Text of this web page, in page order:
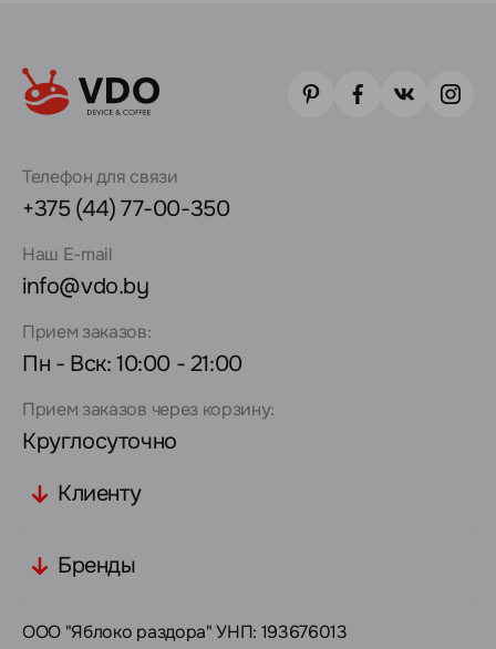
Телефон для связи
+375 (44) 77-00-350
Наш E-mail
info@vdo.by
Прием заказов:
Пн - Вск: 10:00 - 21:00
Прием заказов через корзину:
Круглосуточно
Клиенту
Бренды
ООО "Яблоко раздора" УНП: 193676013